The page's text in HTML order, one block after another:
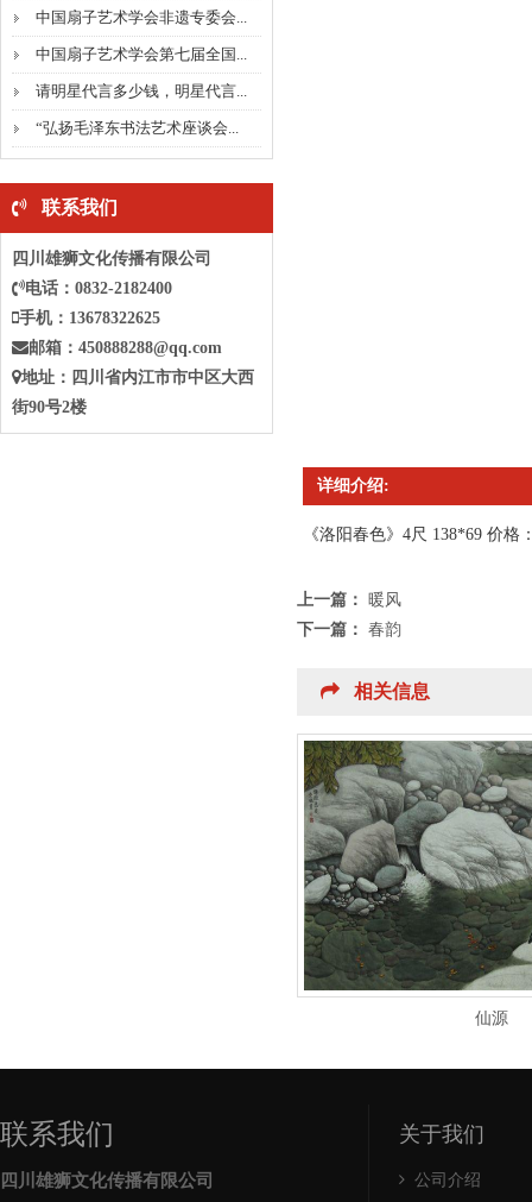
中国扇子艺术学会非遗专委会...
中国扇子艺术学会第七届全国...
请明星代言多少钱，明星代言...
“弘扬毛泽东书法艺术座谈会...
联系我们
四川雄狮文化传播有限公司
电话：0832-2182400
手机：13678322625
邮箱： 450888288@qq.com
地址：四川省内江市市中 区大西
街90号2楼
详细介绍:
《洛阳春色》 4尺 138*69 价格
上一篇： 暖风
下一篇： 春韵
相关信息
仙源
联系我们
四川雄狮文化传播有限公司
关于我们
公司介绍